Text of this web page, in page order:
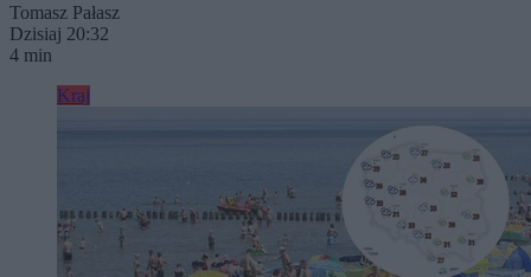
Tomasz Pałasz
Dzisiaj 20:32
4 min
Kraj